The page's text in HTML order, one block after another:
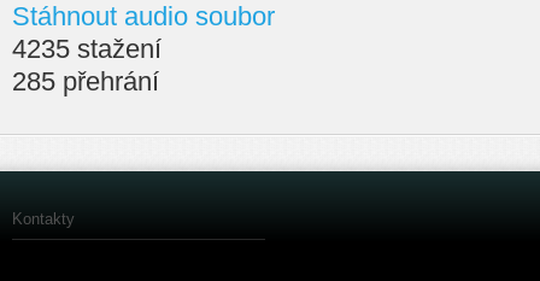
Stáhnout audio soubor
4235 stažení
285 přehrání
Kontakty